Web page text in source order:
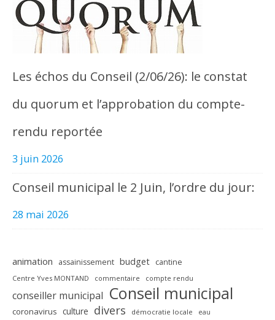
Les échos du Conseil (2/06/26): le constat
du quorum et l’approbation du compte-
rendu reportée
3 juin 2026
Conseil municipal le 2 Juin, l’ordre du jour:
28 mai 2026
animation assainissement budget cantine
Centre Yves MONTAND commentaire compte rendu
conseiller municipal Conseil municipal
coronavirus culture divers démocratie locale eau